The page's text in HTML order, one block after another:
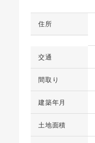
住所
交通
間取り
建築年月
土地面積